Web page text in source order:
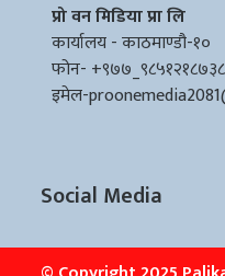
प्रो वन मिडिया प्रा लि
कार्यालय - काठमाण्डौ-१०
फोन- +९७७_९८५१२१८७३८
इमेल-
Social Media